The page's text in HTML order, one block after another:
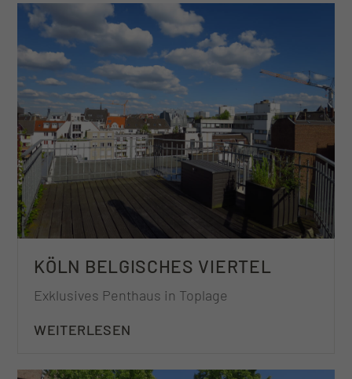
KÖLN BELGISCHES VIERTEL
Exklusives Penthaus in Toplage
WEITERLESEN